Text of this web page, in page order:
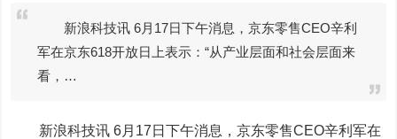
新浪科技讯 6月17日下午消息，京东零售CEO辛利
军在京东618开放日上表示：“从产业层面和社会层面来
看，…
新浪科技讯 6月17日下午消息，京东零售CEO辛利军在